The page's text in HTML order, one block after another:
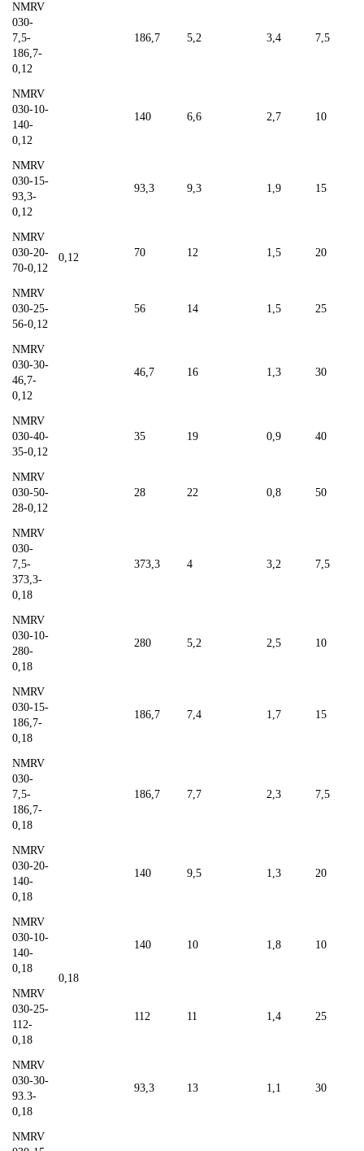
NMRV
030-
7,5-
186,7-
0,12
0,12
186,7 5,2 3,4 7,5
NMRV
030-10-
140-
0,12
140 6,6 2,7 10
NMRV
030-15-
93,3-
0,12
93,3 9,3 1,9 15
NMRV
030-20-
70-0,12
70 12 1,5 20
NMRV
030-25-
56-0,12
56 14 1,5 25
NMRV
030-30-
46,7-
0,12
46,7 16 1,3 30
NMRV
030-40-
35-0,12
35 19 0,9 40
NMRV
030-50-
28-0,12
28 22 0,8 50
NMRV
030-
7,5-
373,3-
0,18
0,18
373,3 4 3,2 7,5
NMRV
030-10-
280-
0,18
280 5,2 2,5 10
NMRV
030-15-
186,7-
0,18
186,7 7,4 1,7 15
NMRV
030-
7,5-
186,7-
0,18
186,7 7,7 2,3 7,5
NMRV
030-20-
140-
0,18
140 9,5 1,3 20
NMRV
030-10-
140-
0,18
140 10 1,8 10
NMRV
030-25-
112-
0,18
112 11 1,4 25
NMRV
030-30-
93.3-
0,18
93,3 13 1,1 30
NMRV